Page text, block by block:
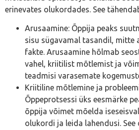
erinevates olukordades. See
Arusaamine: Õppija peaks
sisu sügavamal tasandil, mitte
fakte. Arusaamine hõlmab
vahel, kriitilist mõtlemist ja
teadmisi varasemate
Kriitiline mõtlemine ja
Õppeprotsessi üks eesmärke
õppija võimet mõelda
olukordi ja leida lahendusi.